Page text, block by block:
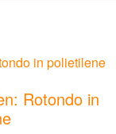
Rotondo in